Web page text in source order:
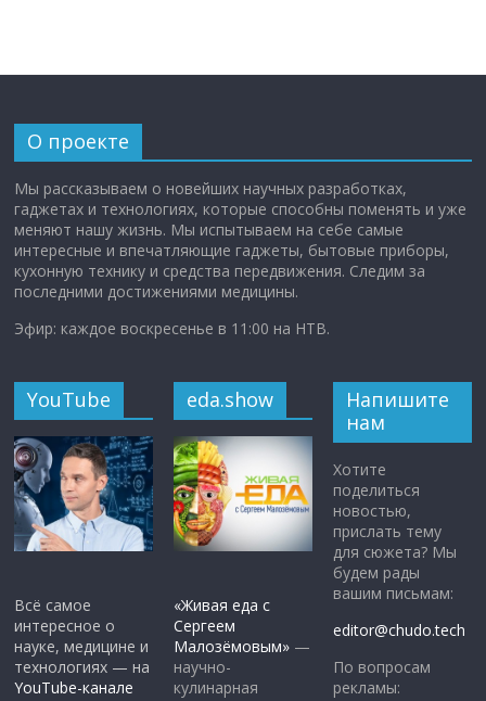
О проекте
Мы рассказываем о новейших научных разработках,
гаджетах и технологиях, которые способны поменять и уже
меняют нашу жизнь. Мы испытываем на себе самые
интересные и впечатляющие гаджеты, бытовые приборы,
кухонную технику и средства передвижения. Следим за
последними достижениями медицины.
Эфир: каждое воскресенье в 11:00 на НТВ.
YouTube
Всё самое
интересное о
науке, медицине и
технологиях — на
YouTube-канале
eda.show
«Живая еда с
Сергеем
Малозёмовым» —
научно-
кулинарная
Напишите
нам
Хотите
поделиться
новостью,
прислать тему
для сюжета? Мы
будем рады
вашим письмам:
editor@chudo.tech
По вопросам
рекламы: